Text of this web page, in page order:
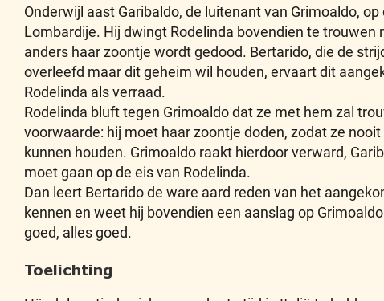
Onderwijl aast Garibaldo, de luitenant van Grimoaldo, op
Lombardije. Hij dwingt Rodelinda bovendien te trouwen
anders haar zoontje wordt gedood. Bertarido, die de
overleefd maar dit geheim wil houden, ervaart dit
Rodelinda als verraad.
Rodelinda bluft tegen Grimoaldo dat ze met hem zal
voorwaarde: hij moet haar zoontje doden, zodat ze nooit
kunnen houden. Grimoaldo raakt hierdoor verward,
moet gaan op de eis van Rodelinda.
Dan leert Bertarido de ware aard reden van het
kennen en weet hij bovendien een aanslag op
goed, alles goed.
Toelichting